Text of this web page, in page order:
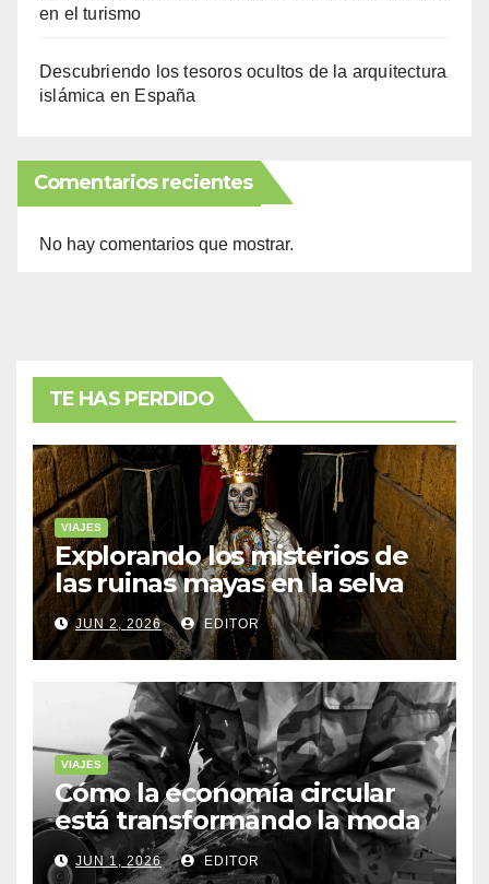
en el turismo
Descubriendo los tesoros ocultos de la arquitectura
islámica en España
Comentarios recientes
No hay comentarios que mostrar.
TE HAS PERDIDO
VIAJES
Explorando los misterios de
las ruinas mayas en la selva
de Yucatán
JUN 2, 2026 EDITOR
VIAJES
Cómo la economía circular
está transformando la moda
sostenible
JUN 1, 2026 EDITOR